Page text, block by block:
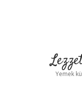
Yemek